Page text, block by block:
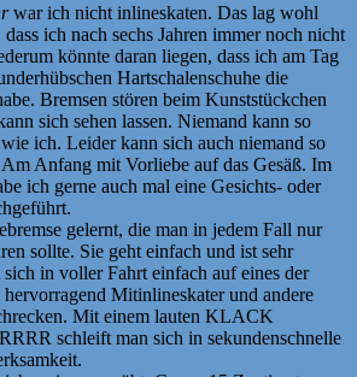
war ich nicht inlineskaten. Das lag wohl
ich nach sechs Jahren immer noch nicht
könnte daran liegen, dass ich am Tag
Hartschalenschuhe die
Bremsen stören beim Kunststückchen
sich sehen lassen. Niemand kann so
ich. Leider kann sich auch niemand so
Anfang mit Vorliebe auf das Gesäß. Im
ich gerne auch mal eine Gesichts- oder
gelernt, die man in jedem Fall nur
sollte. Sie geht einfach und ist sehr
in voller Fahrt einfach auf eines der
Mitinlineskater und andere
Mit einem lauten KLACK
schleift man sich in sekundenschnelle